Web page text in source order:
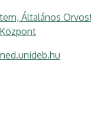
Általános